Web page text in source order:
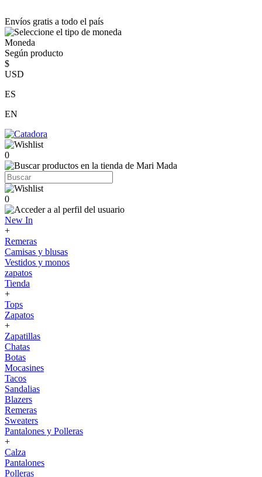
Envíos gratis a todo el país
Moneda
Según producto
$
USD
ES
EN
0
0
New In
+
Remeras
Camisas y blusas
Vestidos y monos
zapatos
Tienda
+
Tops
Zapatos
+
Zapatillas
Chatas
Botas
Mocasines
Tacos
Sandalias
Blazers
Remeras
Sweaters
Pantalones y Polleras
+
Calza
Pantalones
Polleras